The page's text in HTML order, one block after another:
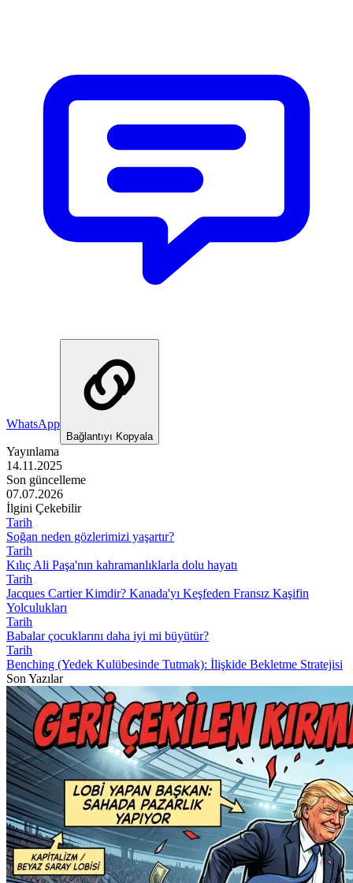
WhatsApp
Bağlantıyı Kopyala
Yayınlama
14.11.2025
Son güncelleme
07.07.2026
İlgini Çekebilir
Tarih
Soğan neden gözlerimizi yaşartır?
Tarih
Kılıç Ali Paşa'nın kahramanlıklarla dolu hayatı
Tarih
Jacques Cartier Kimdir? Kanada'yı Keşfeden Fransız Kaşifin
Yolculukları
Tarih
Babalar çocuklarını daha iyi mi büyütür?
Tarih
Benching (Yedek Kulübesinde Tutmak): İlişkide Bekletme Stratejisi
Son Yazılar